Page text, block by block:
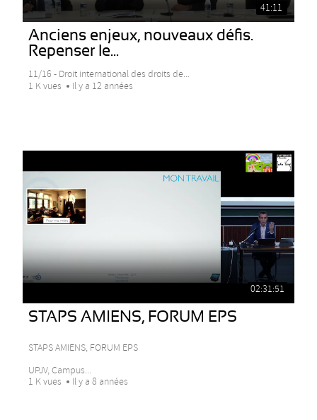
41:11
Anciens enjeux, nouveaux défis.
Repenser le...
11/16 - Droit international des droits de...
1 K vues
Il y a 12 années
02:31:51
STAPS AMIENS, FORUM EPS
STAPS AMIENS, FORUM EPS
UPJV, Campus...
1 K vues
Il y a 8 années